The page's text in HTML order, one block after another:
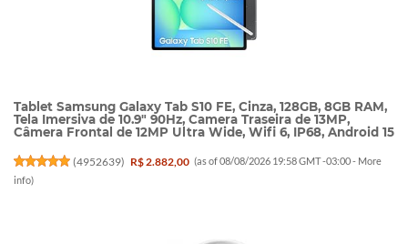
Tablet Samsung Galaxy Tab S10 FE, Cinza, 128GB, 8GB RAM,
Tela Imersiva de 10.9" 90Hz, Camera Traseira de 13MP,
Câmera Frontal de 12MP Ultra Wide, Wifi 6, IP68, Android 15
(4952639) R$ 2.882,00 (as of 08/08/2026 19:58 GMT -03:00 - More
info)